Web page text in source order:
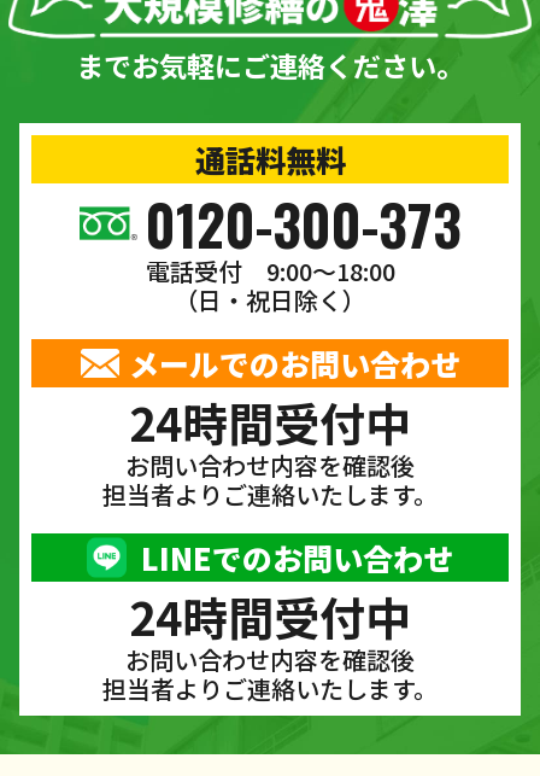
までお気軽にご連絡ください。
通話料無料
0120-300-373
電話受付 9:00〜18:00
（日・祝日除く）
メールでのお問い合わせ
24時間受付中
お問い合わせ内容を確認後
担当者よりご連絡いたします。
LINEでのお問い合わせ
24時間受付中
お問い合わせ内容を確認後
担当者よりご連絡いたします。